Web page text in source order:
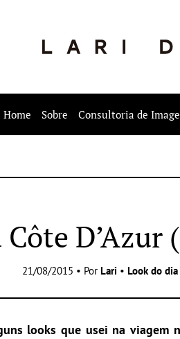
Home Sobre Consultoria de
D’Azur
21/08/2015 • Por Lari • Look do dia
looks que usei na viagem